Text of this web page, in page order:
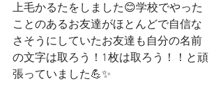
上毛かるたをしました😊学校でやった
ことのあるお友達がほとんどで自信な
さそうにしていたお友達も自分の名前
の文字は取ろう！1枚は取ろう！！と頑
張っていました💪✨